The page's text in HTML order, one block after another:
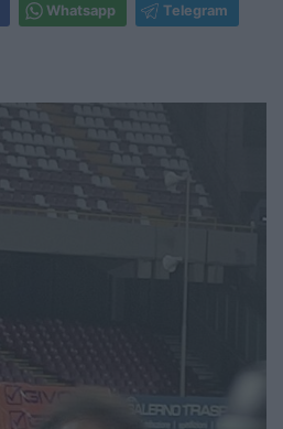
Whatsapp Telegram